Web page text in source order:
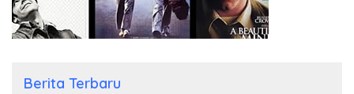
Berita Terbaru